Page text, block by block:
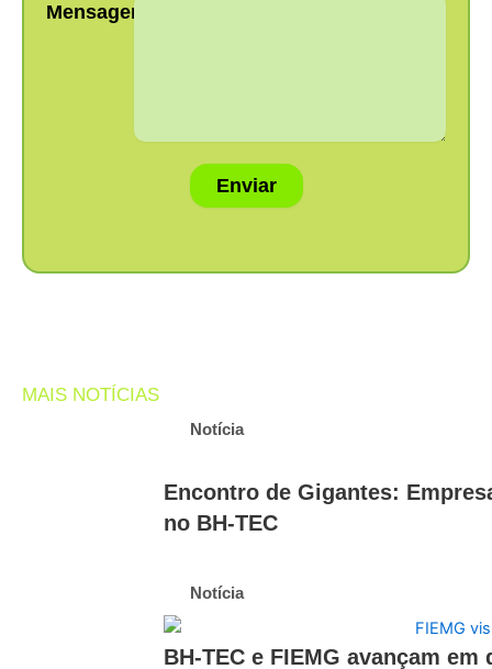
Mensagem:
Enviar
MAIS NOTÍCIAS
Notícia
Encontro de Gigantes:
no BH-TEC
Notícia
BH-TEC e FIEMG avançam